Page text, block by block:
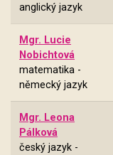
anglický jazyk
Mgr. Lucie
Nobichtová
matematika -
německý jazyk
Mgr. Leona
Pálková
český jazyk -